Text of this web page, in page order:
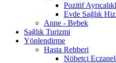
Pozitif
Evde Sağlık
Anne - Bebek
Sağlık Turizmi
Yönlendirme
Hasta Rehberi
Nöbetçi